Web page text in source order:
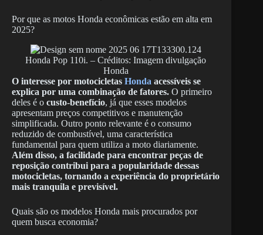
Por que as motos Honda econômicas estão em alta em
2025?
Honda Pop 110i. – Créditos: Imagem divulgação
Honda
O interesse por motocicletas Honda acessíveis se
explica por uma combinação de fatores. O primeiro
deles é o custo-benefício, já que esses modelos
apresentam preços competitivos e manutenção
simplificada. Outro ponto relevante é o consumo
reduzido de combustível, uma característica
fundamental para quem utiliza a moto diariamente.
Além disso, a facilidade para encontrar peças de
reposição contribui para a popularidade dessas
motocicletas, tornando a experiência do proprietário
mais tranquila e previsível.
Quais são os modelos Honda mais procurados por
quem busca economia?